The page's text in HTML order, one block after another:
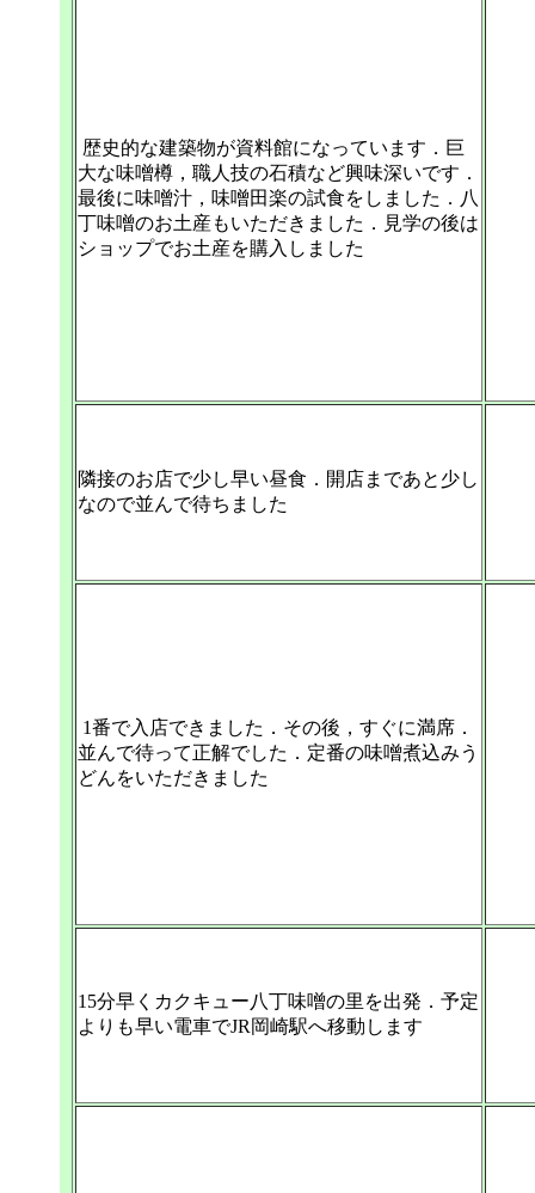
歴史的な建築物が資料館になっています．巨
大な味噌樽，職人技の石積など興味深いです．
最後に味噌汁，味噌田楽の試食をしました．八
丁味噌のお土産もいただきました．見学の後は
ショップでお土産を購入しました
隣接のお店で少し早い昼食．開店まであと少し
なので並んで待ちました
1番で入店できました．その後，すぐに満席．
並んで待って正解でした．定番の味噌煮込みう
どんをいただきました
15分早くカクキュー八丁味噌の里を出発．予定
よりも早い電車でJR岡崎駅へ移動します